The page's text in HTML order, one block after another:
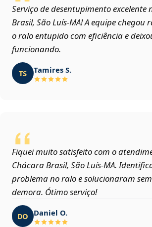
Serviço de desentupimento excelente
Brasil, São Luís‑MA! A equipe chegou
o ralo entupido com eficiência e
funcionando.
TS Tamires S.
Fiquei muito satisfeito com o
Chácara Brasil, São Luís‑MA.
problema no ralo e solucionaram
demora. Ótimo serviço!
DO Daniel O.